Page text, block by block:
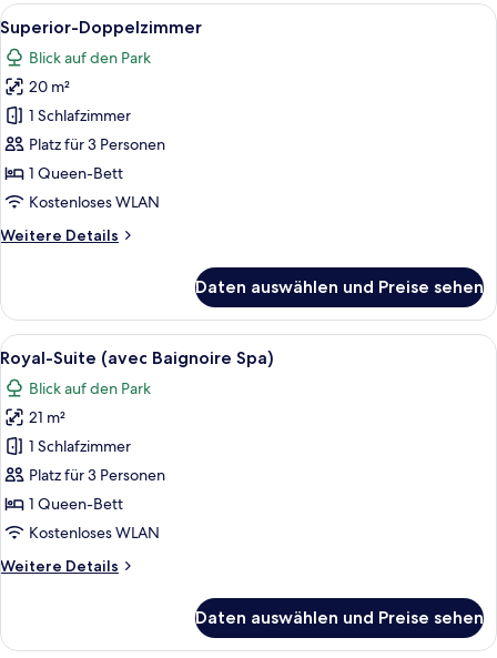
Alle
Fotos
für
Superior-
Doppelzimmer
anzeigen
Ein Schlafzimmer mit einem großen
6
Superior-Doppelzimmer
Blick auf den Park
20 m²
1 Schlafzimmer
Platz für 3 Personen
1 Queen-Bett
Kostenloses WLAN
Weitere Details
Weitere
Doppelzimmer
Daten auswählen und Preise sehen
Alle
Fotos
für
Royal-
Suite
(avec
Baignoire
Spa)
Ein gemütliches Schlafzimmer im
7
Royal-Suite (avec Baignoire Spa)
Blick auf den Park
21 m²
1 Schlafzimmer
Platz für 3 Personen
1 Queen-Bett
Kostenloses WLAN
Weitere Details
Weitere
Suite
Daten auswählen und Preise sehen